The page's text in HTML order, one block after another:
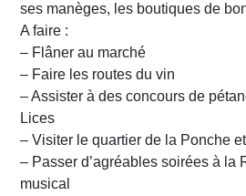
ses manèges, les boutiques de
A faire :
– Flâner au marché
– Faire les routes du vin
– Assister à des concours de
Lices
– Visiter le quartier de la Ponche
– Passer d’agréables soirées à la
musical